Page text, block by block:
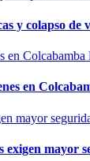
y colapso de
en
exigen mayor